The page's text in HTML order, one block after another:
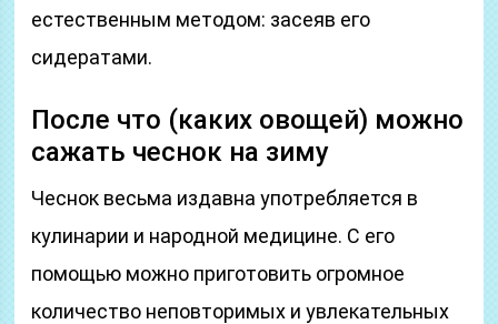
естественным методом: засеяв его
сидератами.
После что (каких овощей) можно
сажать чеснок на зиму
Чеснок весьма издавна употребляется в
кулинарии и народной медицине. С его
помощью можно приготовить огромное
количество неповторимых и увлекательных